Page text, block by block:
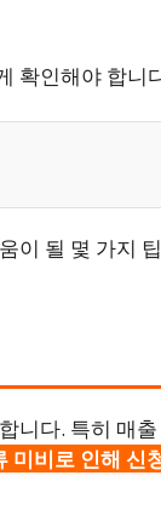
확인해야 합니
이 될 몇 가지
니다. 특히 매
미비로 인해 신